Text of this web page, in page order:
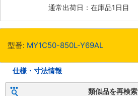
通常出荷日：在庫品1日目
型番: MY1C50-850L-Y69AL
仕様・寸法情報
類似品を再検索